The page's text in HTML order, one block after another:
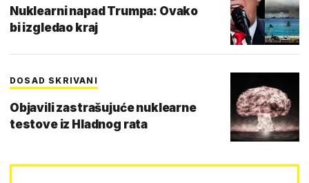
Nuklearni napad Trumpa: Ovako
bi izgledao kraj
DOSAD SKRIVANI
Objavili zastrašujuće nuklearne
testove iz Hladnog rata